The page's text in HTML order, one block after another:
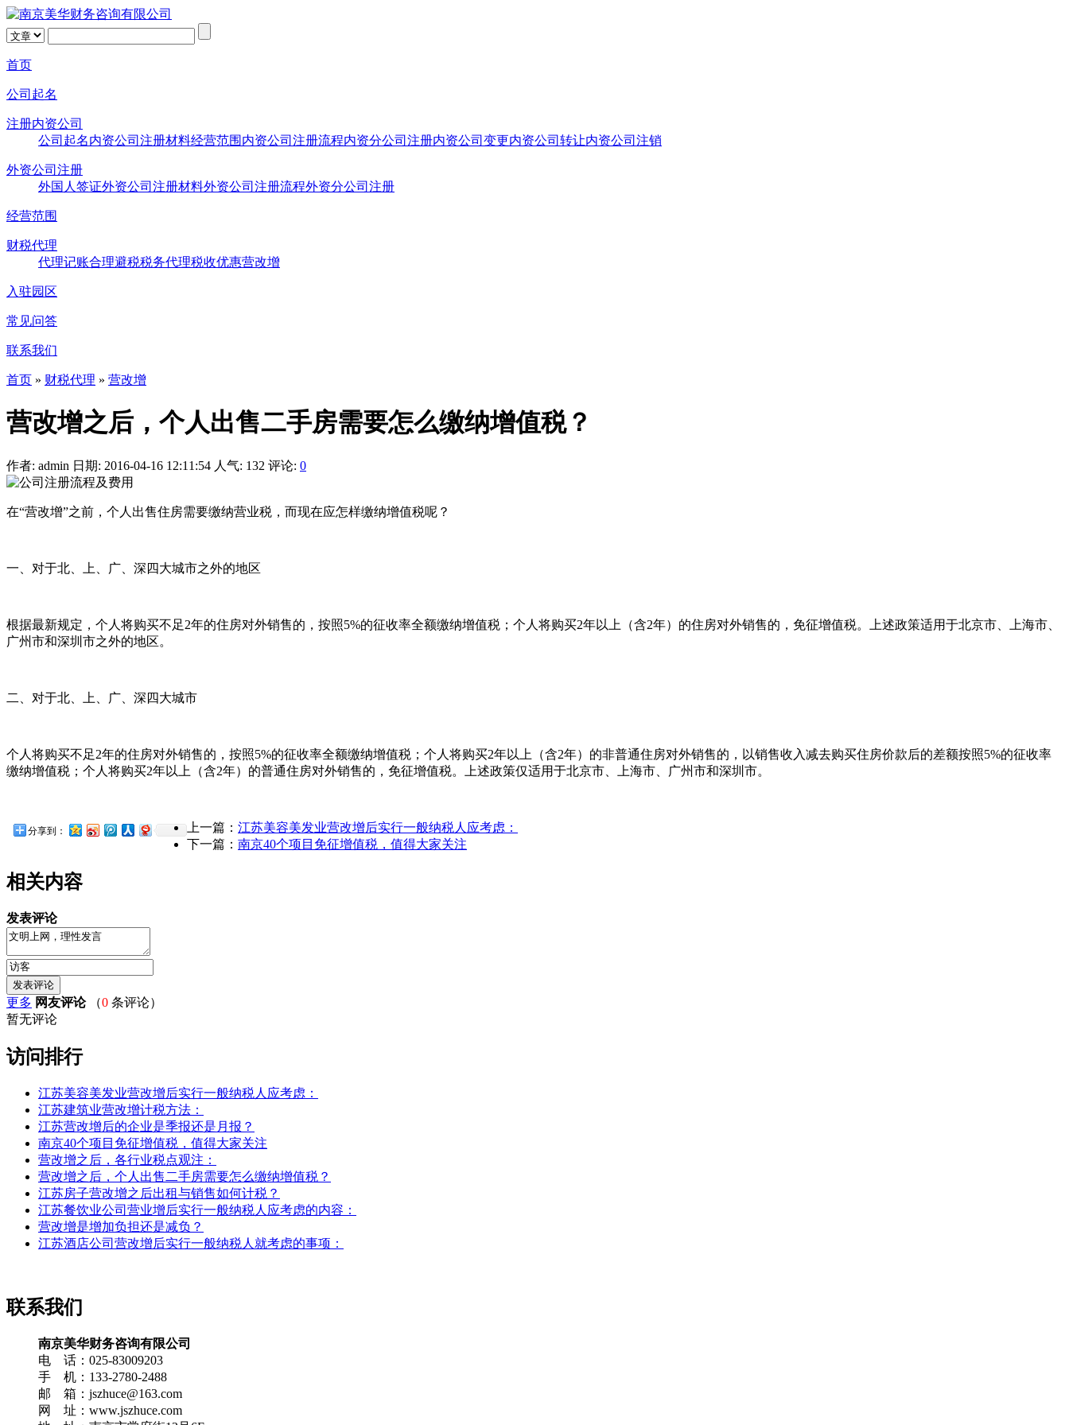
首页
公司起名
注册内资公司
公司起名内资公司注册材料经营范围 内资公司注册流程内资分公司注册内资公司变更内资公司转让内资公司注销
外资公司注册
外国人签证外资公司注册材料外资公司注册流程外资分公司注册
经营范围
财税代理
代理记账合理避税税务代理税收优惠营改增
入驻园区
常见问答
联系我们
首页 » 财税代理 » 营改增
营改增之后，个人出售二手房需要怎么缴纳增值税？
作者: admin 日期: 2016-04-16 12:11:54 人气: 132 评论: 0
在“营改增”之前，个人出售住房需要缴纳营业税，而现在应怎样缴纳增值税呢？
一、对于北、上、广、深四大城市之外的地区
根据最新规定，个人将购买不足2年的住房对外销售的，按照5%的征收率全额缴纳增值税；个人将购买2年以上（含2年）的住房对外销售的，免征增值税。上述政策适用于北京市、上海市、
广州市和深圳市之外的地区。
二、对于北、上、广、深四大城市
个人将购买不足2年的住房对外销售的，按照5%的征收率全额缴纳增值税；个人将购买2年以上（含2年）的非普通住房对外销售的，以销售收入减去购买住房价款后的差额按照5%的征收率
缴纳增值税；个人将购买2年以上（含2年）的普通住房对外销售的，免征增值税。上述政策仅适用于北京市、上海市、广州市和深圳市。
分享到： 上一篇： 江苏美容美发业营改增后实行一般纳税人应考虑：
下一篇： 南京40个项目免征增值税，值得大家关注
相关内容
发表评论
更多 网友评论（0 条评论）
暂无评论
访问排行
江苏美容美发业营改增后实行一般纳税人应考虑：
江苏建筑业营改增计税方法：
江苏营改增后的企业是季报还是月报？
南京40个项目免征增值税，值得大家关注
营改增之后，各行业税点观注：
营改增之后，个人出售二手房需要怎么缴纳增值税？
江苏房子营改增之后出租与销售如何计税？
江苏餐饮业公司营业增后实行一般纳税人应考虑的内容：
营改增是增加负担还是减负？
江苏酒店公司营改增后实行一般纳税人就考虑的事项：
联系我们
南京美华财务咨询有限公司
电 话：025-83009203
手 机：133-2780-2488
邮 箱：jszhuce@163.com
网 址：www.jszhuce.com